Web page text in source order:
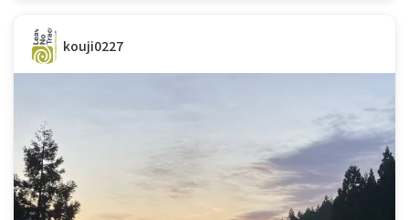
りました。いつかは音楽だったり、いつかは
kouji0227